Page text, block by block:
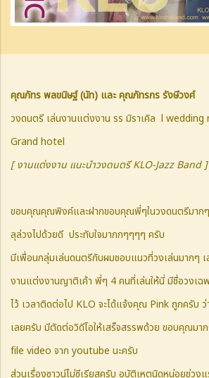
คุณภัทร พลขนิษฐ์ (นัท) และ คุณภัทรกร รังษีวงศ์
วงดนตรี เล่นงานแต่งงาน รร มิราเคิล l
Grand hotel
[ งานแต่งงาน แนะนำวงดนตรี KLO-Jazz Band ]
ขอบคุณคุณพิงค์และฝากขอบคุณพี่ๆในวงดนตรีมากๆ
ลุล่วงไปด้วยดี ประทับใจมากกๆๆๆๆ ครับ
มีเพื่อนกลุ่มเล่นดนตรีกับผมชอบแนวที่วงเล่นมากๆ เ
งานแต่งงานญาติเค้า พี่ๆ 4 คนที่เล่นให้นี่ มีชื่อวงเฉ
ไว้ เวลาติดต่อไป KLO จะได้แจ้งคุณ Pink ถูกครับ
เลยครับ มีตัดต่อวิดีโอให้เสร็จสรรพด้วย ขอบคุณมา
file video จาก youtube นะครับ
ส่วนเรื่องซาวน์ไม่ซีเรียสครับ อุบัติเหตุนิดหน่อยช่วง